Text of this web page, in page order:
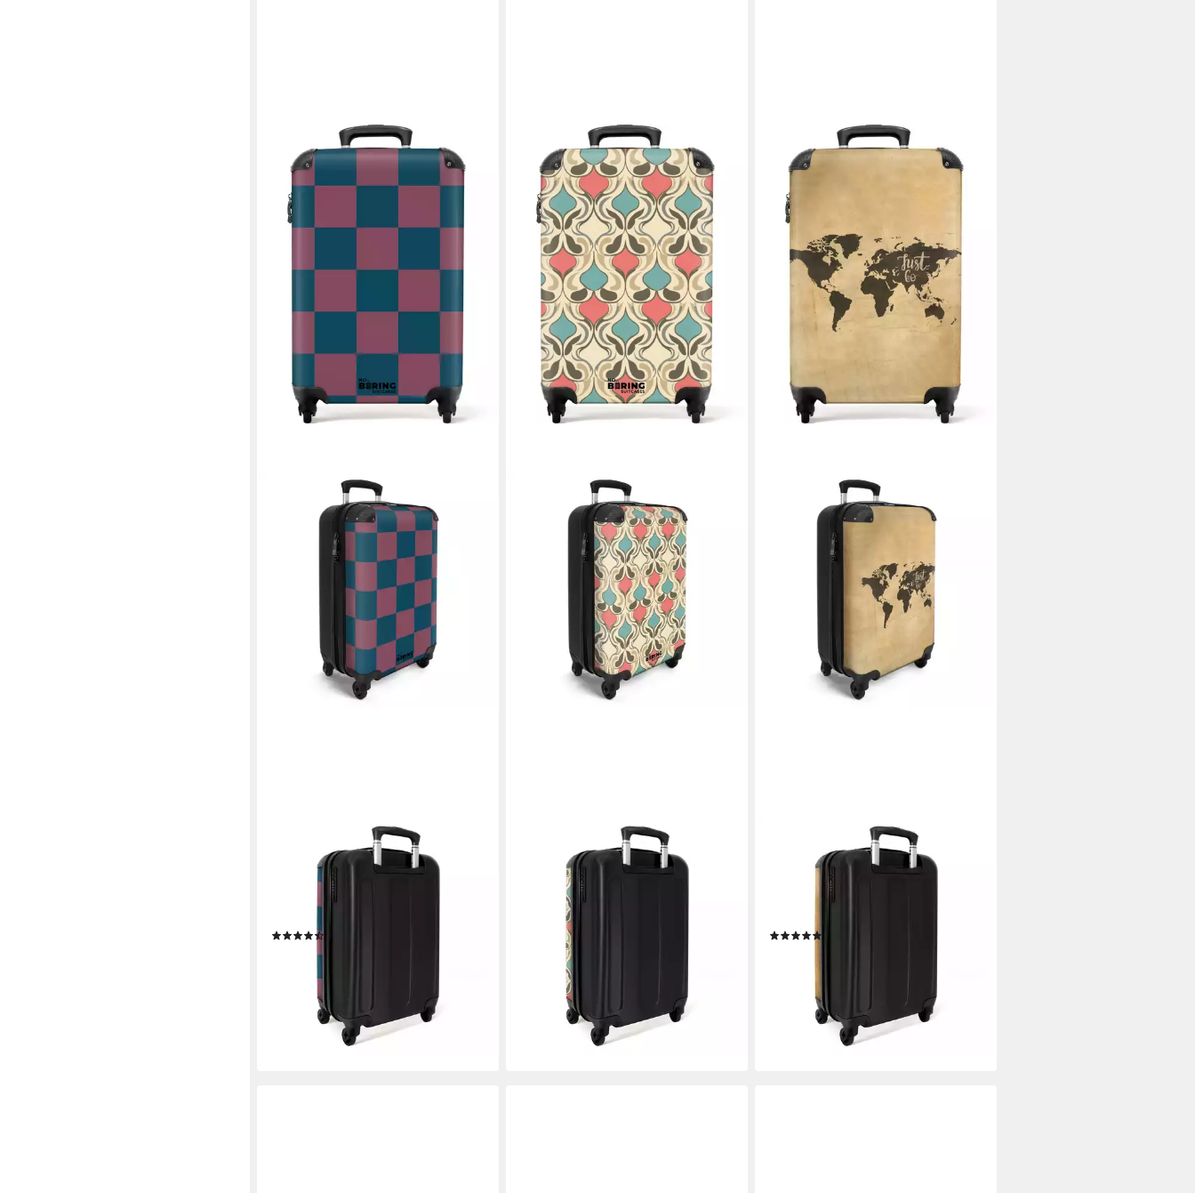
NOBORINGSUITCASES.COM©
Hartschalen-Trolley Buntes
Schachbrett als Druck 55x35x20cm,
ab 71,20 €
lieferbar - in 3-4 Werktagen bei dir
NOBORINGSUITCASES.COM©
Hartschalen-Trolley Barock - Retro -
Farbenfroh 55x35x20cm, 4 Rollen,
Handgepäck Koffer & Trolleys,
Luggage, Reisekoffer Frauen
ab 80,70 €
lieferbar - in 3-4 Werktagen bei dir
NOBORINGSUITCASES.COM©
Hartschalen-Trolley Weltkarte -
Vintage - 'Just go' - Reisen
55x35x20cm, 4 Rollen, Reisetasche
Flugzeug
lieferbar - in 3-4 Werktagen bei dir